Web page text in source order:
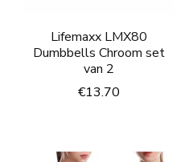
Lifemaxx LMX80
Dumbbells Chroom set
van 2
€13.70